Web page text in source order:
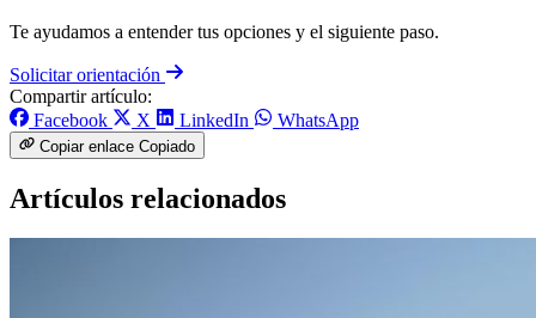
Te ayudamos a entender tus opciones y el siguiente paso.
Solicitar orientación
Compartir artículo:
Facebook
X LinkedIn WhatsApp
Copiar enlace Copiado
Artículos relacionados